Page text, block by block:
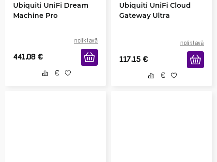
Ubiquiti UniFi Dream
Machine Pro
noliktavā
441.08 €
Ubiquiti UniFi Cloud
Gateway Ultra
noliktavā
117.15 €